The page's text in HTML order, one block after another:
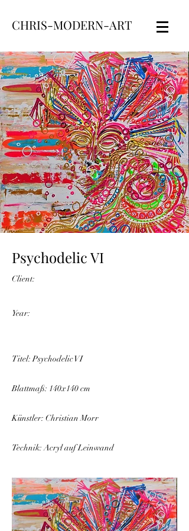
CHRIS-MODERN-ART
Psychodelic VI
Client:
Year:
Titel: Psychodelic VI
Blattmaß: 140x140 cm
Künstler: Christian Morr
Technik: Acryl auf Leinwand